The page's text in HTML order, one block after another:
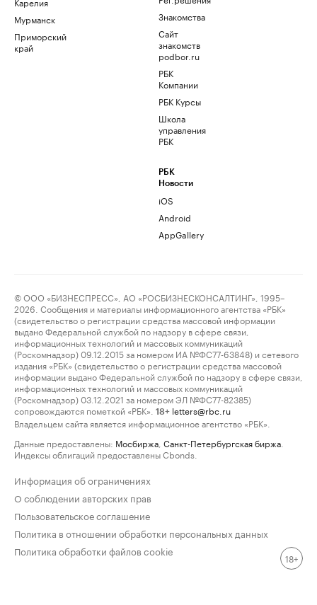
Мурманск
Приморский
край
Знакомства
Сайт
знакомств
podbor.ru
РБК
Компании
РБК Курсы
Школа
управления
РБК
РБК
Новости
iOS
Android
AppGallery
© ООО «БИЗНЕСПРЕСС», АО «РОСБИЗНЕСКОНСАЛТИНГ», 1995–
2026. Сообщения и материалы информационного агентства «РБК»
(свидетельство о регистрации средства массовой информации
выдано Федеральной службой по надзору в сфере связи,
информационных технологий и массовых коммуникаций
(Роскомнадзор) 09.12.2015 за номером ИА №ФС77-63848) и сетевого
издания «РБК» (свидетельство о регистрации средства массовой
информации выдано Федеральной службой по надзору в сфере связи,
информационных технологий и массовых коммуникаций
(Роскомнадзор) 03.12.2021 за номером ЭЛ №ФС77-82385)
сопровождаются пометкой «РБК».
18+ letters@rbc.ru
Владельцем сайта является информационное агентство «РБК».
Данные предоставлены: Мосбиржа Санкт-Петербургская биржа
Индексы облигаций предоставлены Cbonds.
Информация об ограничениях
О соблюдении авторских прав
Пользовательское соглашение
Политика в отношении обработки персональных данных
Политика обработки файлов cookie
18+